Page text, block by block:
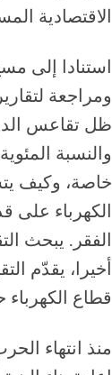
الاقتصادية
ومراجعة
ظل تقاعس
والنسبة
خاصة، وكيف
الكهرباء
الفقر. يبحث
أخيرا، يقدّم
قطاع